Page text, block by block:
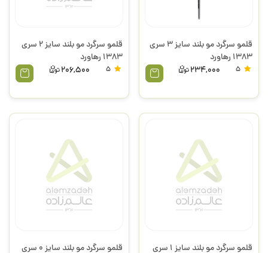
قلمو سرگرد مو بلند سایز 3 سری
1383 رهاورد
234,000
قلمو سرگرد مو بلند سایز 2 سری
1383 رهاورد
206,500
قلمو سرگرد مو بلند سایز 1 سری
قلمو سرگرد مو بلند سایز 0 سری